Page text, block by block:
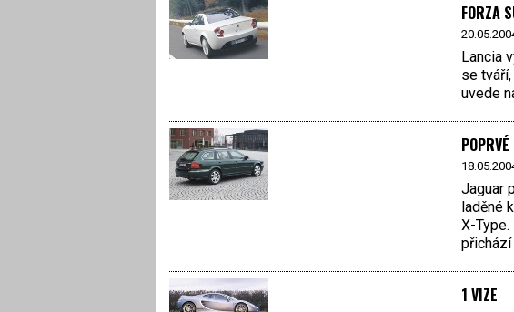
FORZA
Lancia
se
uvede
Jaguar
laděné
X-Type.
přichází
1 VIZE